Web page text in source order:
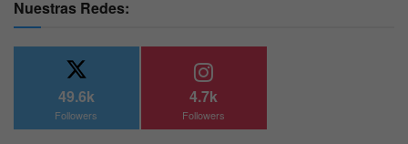
Nuestras Redes:
49.6k
Followers
4.7k
Followers